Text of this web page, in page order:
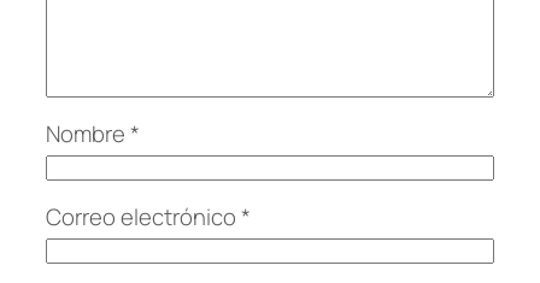
Nombre*
Correo electrónico*